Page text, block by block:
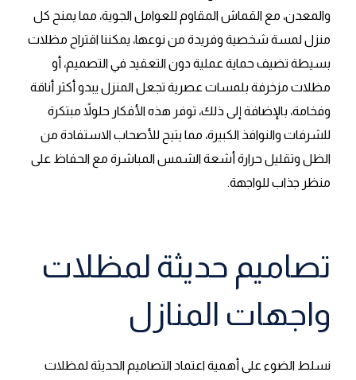
والمعدن، مع القماش المقاوم للعوامل الجوية، مما يمنح كل
منزل لمسة شخصية وفريدة من نوعها، يمكننا اقتراح مظلات
بسيطة تضيف حماية عملية دون التعقيد في التصميم، أو
مظلات مزخرفة بلمسات عصرية تجعل المنزل يبدو أكثر أناقة
وفخامة، بالإضافة إلى ذلك، توفر هذه الأفكار حلولاً مبتكرة
للشرفات والنوافذ الكبيرة، مما يتيح للأصحاب الاستفادة من
الظل وتقليل حرارة أشعة الشمس المباشرة مع الحفاظ على
منظر جذاب للواجهة.
تصاميم حديثة لمظلات
واجهات المنازل
نسلط الضوء على أهمية اعتماد التصاميم الحديثة لمظلات